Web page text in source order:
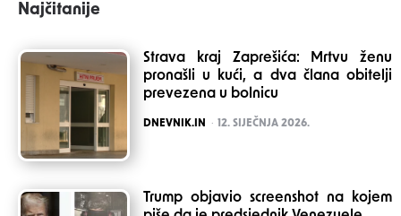
Najčitanije
Strava kraj Zaprešića: Mrtvu ženu
pronašli u kući, a dva člana obitelji
prevezena u bolnicu
POSTED
DNEVNIK.IN 12. SIJEČNJA 2026.
Trump objavio screenshot na kojem